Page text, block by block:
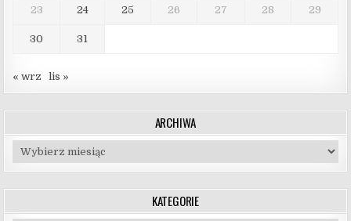
23 24 25 26 27 28 29
30 31
« wrz lis »
ARCHIWA
Archiwa
KATEGORIE